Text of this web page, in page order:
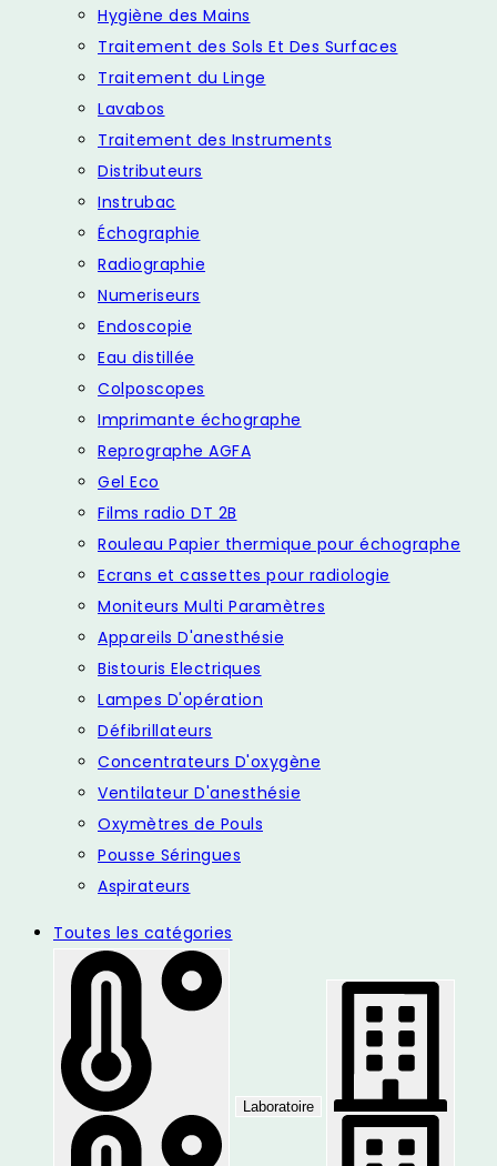
Hygiène des Mains
Traitement des Sols Et Des Surfaces
Traitement du Linge
Lavabos
Traitement des Instruments
Distributeurs
Instrubac
Échographie
Radiographie
Numeriseurs
Endoscopie
Eau distillée
Colposcopes
Imprimante échographe
Reprographe AGFA
Gel Eco
Films radio DT 2B
Rouleau Papier thermique pour échographe
Ecrans et cassettes pour radiologie
Moniteurs Multi Paramètres
Appareils D'anesthésie
Bistouris Electriques
Lampes D'opération
Défibrillateurs
Concentrateurs D'oxygène
Ventilateur D'anesthésie
Oxymètres de Pouls
Pousse Séringues
Aspirateurs
Toutes les catégories
Laboratoire